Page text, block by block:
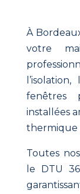
À
votre
fenêtres
installées
thermique
Toutes
le DTU